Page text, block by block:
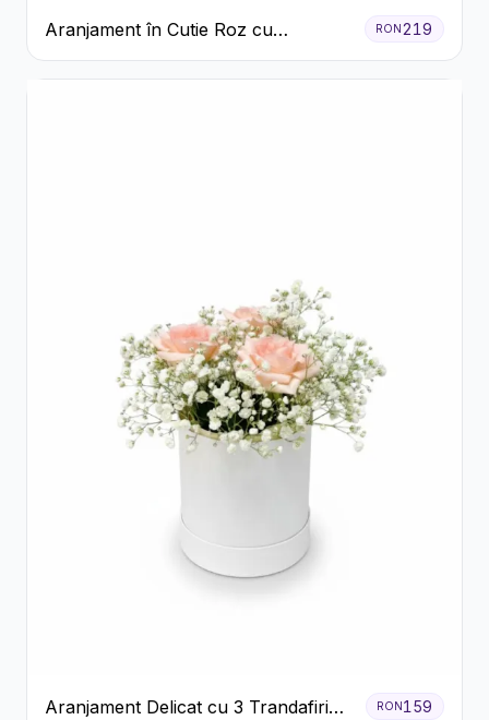
Aranjament în Cutie Roz cu
Crizanteme Albe și Lila
RON219
Aranjament Delicat cu 3 Trandafiri
RON 159